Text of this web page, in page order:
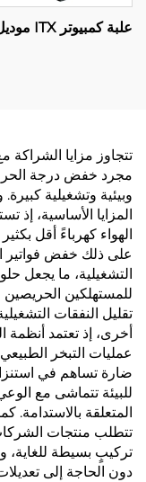
علبة كمبيوتر ITX موديل 1683
تتجاوز مزايا
مجرد خفض درجة
وبيئية وتشغيلية
المزايا الأساسية،
الهواء كهرباءً أقل
على ذلك خفض فواتير
التشغيلية، ما يجعل
للمستهلكين الحريصين
تقليل النفقات
أخرى، إذ تعتمد أنظمة
عمليات التبخر
ضارة تساهم في
للبيئة تتماشى مع
المتعلقة بالاستدامة.
تتطلب منتجات
تركيبٍ بسيطة
دون الحاجة إلى